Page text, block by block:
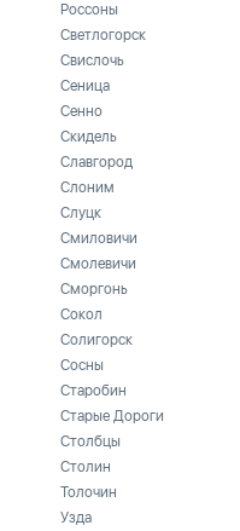
Россоны
Светлогорск
Свислочь
Сеница
Сенно
Скидель
Славгород
Слоним
Слуцк
Смиловичи
Смолевичи
Сморгонь
Сокол
Солигорск
Сосны
Старобин
Старые Дороги
Столбцы
Столин
Толочин
Узда